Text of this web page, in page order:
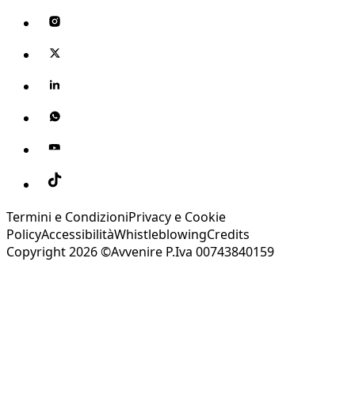
Termini e CondizioniPrivacy e Cookie
PolicyAccessibilitàWhistleblowingCredits
Copyright 2026 ©Avvenire P.Iva 00743840159